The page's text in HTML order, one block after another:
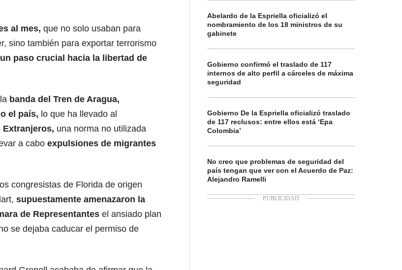
al mes, que no solo usaban para
sino también para exportar terrorismo
paso crucial hacia la libertad de
banda del Tren de Aragua,
el país, lo que ha llevado al
Extranjeros, una norma no utilizada
a cabo expulsiones de migrantes
congresistas de Florida de origen
supuestamente amenazaron la
de Representantes el ansiado plan
se dejaba caducar el permiso de
Abelardo de la Espriella oficializó el
nombramiento de los 18 ministros de su
gabinete
Gobierno confirmó el traslado de 117
internos de alto perfil a cárceles de máxima
seguridad
Gobierno De la Espriella oficializó traslado
de 117 reclusos: entre ellos está ‘Epa
Colombia’
No creo que problemas de seguridad del
país tengan que ver con el Acuerdo de Paz:
Alejandro Ramelli